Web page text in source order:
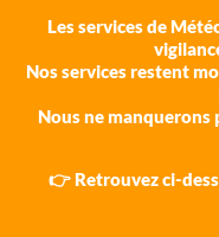
Les services de
Nos services restent
Nous ne manquerons
👉 Retrouvez ci-